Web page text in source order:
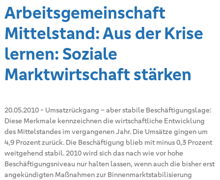
Arbeitsgemeinschaft
Mittelstand: Aus der Krise
lernen: Soziale
Marktwirtschaft stärken
20.05.2010- Umsatzrückgang – aber stabile Beschäftigungslage:
Diese Merkmale kennzeichnen die wirtschaftliche Entwicklung
des Mittelstandes im vergangenen Jahr. Die Umsätze gingen um
4,9 Prozent zurück. Die Beschäftigung blieb mit minus 0,3 Prozent
weitgehend stabil. 2010 wird sich das nach wie vor hohe
Beschäftigungsniveau nur halten lassen, wenn auch die bisher erst
angekündigten Maßnahmen zur Binnenmarktstabilisierung